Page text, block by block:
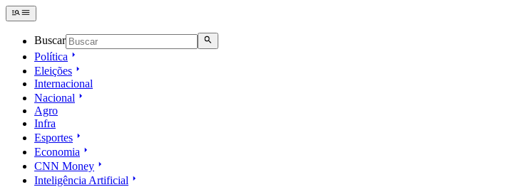
Buscar
Política
Eleições
Internacional
Nacional
Agro
Infra
Esportes
Economia
CNN Money
Inteligência Artificial